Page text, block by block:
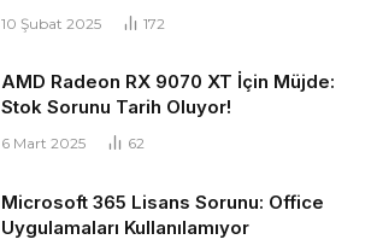
10 Şubat 2025 172
AMD Radeon RX 9070 XT İçin Müjde:
Stok Sorunu Tarih Oluyor!
6 Mart 2025 62
Microsoft 365 Lisans Sorunu: Office
Uygulamaları Kullanılamıyor